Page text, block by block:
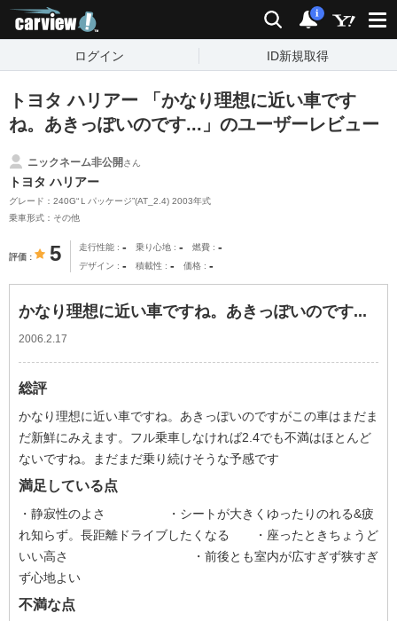
検索 通知
i
ログイン ID新規取得
トヨタ ハリアー 「かなり理想に近い車です
ね。あきっぽいのです...」のユーザーレビュー
ニックネーム非公開さん
トヨタ ハリアー
グレード：240G“Ｌパッケージ”(AT_2.4) 2003年式
乗車形式：その他
評価 5 走行性能 - 乗り心地 - 燃費 -
デザイン - 積載性 - 価格 -
かなり理想に近い車ですね。あきっぽいのです...
2006.2.17
総評
かなり理想に近い車ですね。あきっぽいのですがこの車はまだま
だ新鮮にみえます。フル乗車しなければ2.4でも不満はほとんど
ないですね。まだまだ乗り続けそうな予感です
満足している点
・静寂性のよさ ・シートが大きくゆったりのれる&疲
れ知らず。長距離ドライブしたくなる ・座ったときちょうど
いい高さ ・前後とも室内が広すぎず狭すぎ
ず心地よい
不満な点